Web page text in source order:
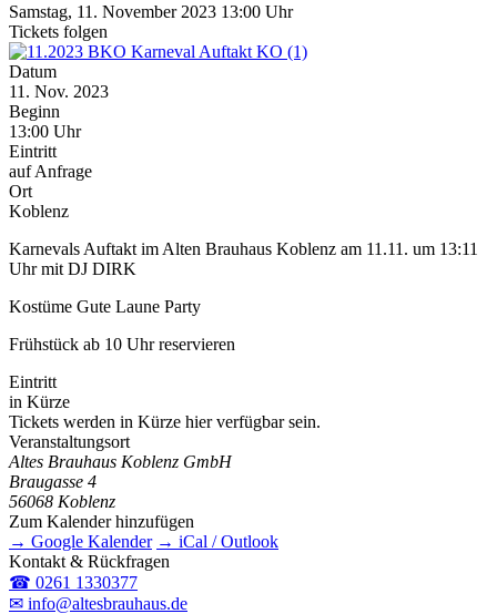
Samstag, 11. November 2023 13:00 Uhr
Tickets folgen
Datum
11. Nov. 2023
Beginn
13:00 Uhr
Eintritt
auf Anfrage
Ort
Koblenz
Karnevals Auftakt im Alten Brauhaus Koblenz am 11.11. um 13:11
Uhr mit DJ DIRK
Kostüme Gute Laune Party
Frühstück ab 10 Uhr reservieren
Eintritt
in Kürze
Tickets werden in Kürze hier verfügbar sein.
Veranstaltungsort
Altes Brauhaus Koblenz GmbH
Braugasse 4
56068 Koblenz
Zum Kalender hinzufügen
→ Google Kalender → iCal / Outlook
Kontakt & Rückfragen
☎ 0261 1330377
✉ info@altesbrauhaus.de